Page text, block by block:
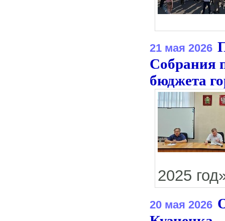
21 мая 2026
Собрания
бюджета
2025
20 мая 2026